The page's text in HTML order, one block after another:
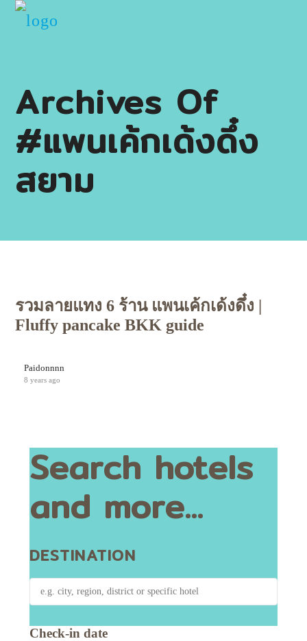
Archives Of
#แพนเค้กเด้งดึ๋ง
สยาม
รวมลายแทง 6 ร้าน แพนเค้กเด้งดึ๋ง | ​
Fluffy pancake BKK guide
Paidonnnn
8 years ago
Search hotels
and more...
DESTINATION
Check-in date